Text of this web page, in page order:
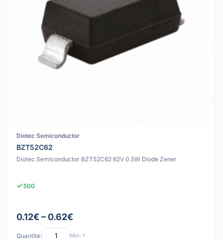
Diotec Semiconductor
BZT52C62
Diotec Semiconductor BZT52C62 62V 0.5W Diode Zener
500
0.12€ – 0.62€
Quantité: Min: 1